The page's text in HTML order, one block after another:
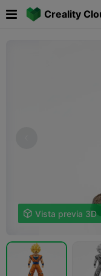
Creality
 Vista previa 3D